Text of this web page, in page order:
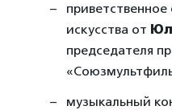
искусства от
председателя
музыкальный